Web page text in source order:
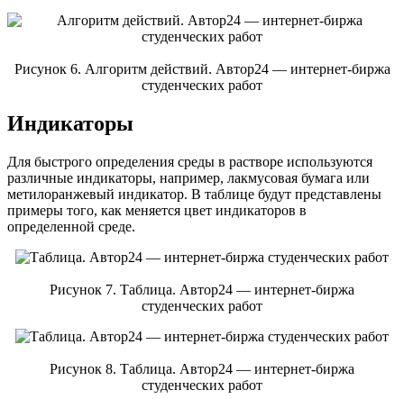
Рисунок 6. Алгоритм действий. Автор24 — интернет-биржа
студенческих работ
Индикаторы
Для быстрого определения среды в растворе используются
различные индикаторы, например, лакмусовая бумага или
метилоранжевый индикатор. В таблице будут представлены
примеры того, как меняется цвет индикаторов в
определенной среде.
Рисунок 7. Таблица. Автор24 — интернет-биржа
студенческих работ
Рисунок 8. Таблица. Автор24 — интернет-биржа
студенческих работ